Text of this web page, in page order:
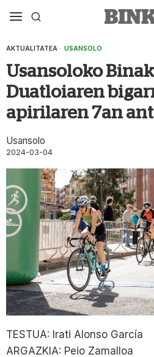
AKTUALITATEA · USANSOLO
Usansoloko
Duatloiaren
apirilaren 7an
Usansolo
2024-03-04
TESTUA: Irati Alonso García
ARGAZKIA: Peio Zamalloa